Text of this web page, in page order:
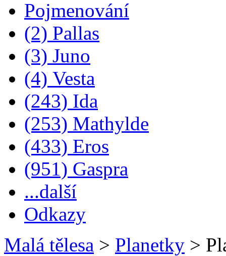
Pojmenování
(2) Pallas
(3) Juno
(4) Vesta
(243) Ida
(253) Mathylde
(433) Eros
(951) Gaspra
...další
Odkazy
Malá tělesa > Planetky >